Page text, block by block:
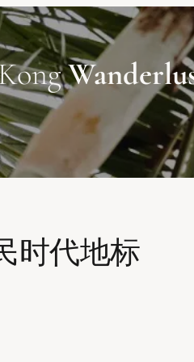
时代地标